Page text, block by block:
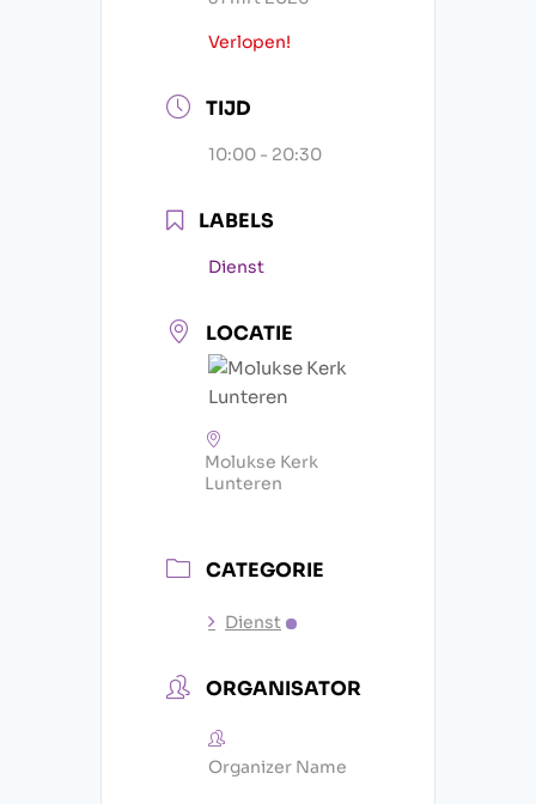
Verlopen!
TIJD
10:00 - 20:30
LABELS
Dienst
LOCATIE
Molukse Kerk
Lunteren
CATEGORIE
Dienst
ORGANISATOR
Organizer Name